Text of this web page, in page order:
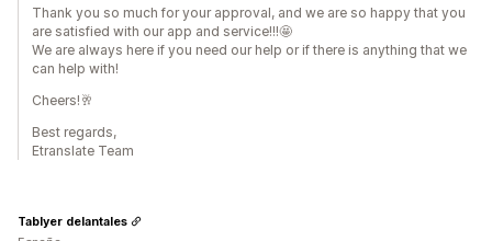
Thank you so much for your approval, and we are so happy that you
are satisfied with our app and service!!!🤩
We are always here if you need our help or if there is anything that we
can help with!
Cheers!🥂
Best regards,
Etranslate Team
Tablyer delantales